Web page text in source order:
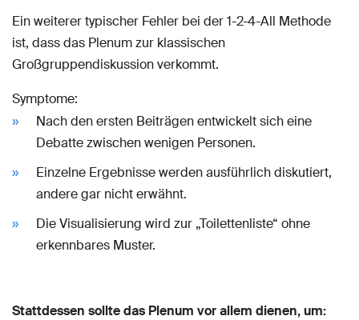
Ein weiterer typischer Fehler bei der 1-2-4-All Methode
ist, dass das Plenum zur klassischen
Großgruppendiskussion verkommt.
Symptome:
Nach den ersten Beiträgen entwickelt sich eine
Debatte zwischen wenigen Personen.
Einzelne Ergebnisse werden ausführlich diskutiert,
andere gar nicht erwähnt.
Die Visualisierung wird zur „Toilettenliste“ ohne
erkennbares Muster.
Stattdessen sollte das Plenum vor allem dienen, um: